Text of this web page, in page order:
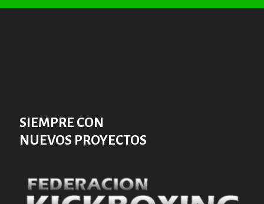
SIEMPRE CON
NUEVOS PROYECTOS